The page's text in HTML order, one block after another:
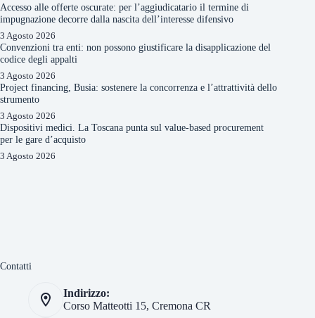
Accesso alle offerte oscurate: per l’aggiudicatario il termine di
impugnazione decorre dalla nascita dell’interesse difensivo
3 Agosto 2026
Convenzioni tra enti: non possono giustificare la disapplicazione del
codice degli appalti
3 Agosto 2026
Project financing, Busia: sostenere la concorrenza e l’attrattività dello
strumento
3 Agosto 2026
Dispositivi medici. La Toscana punta sul value-based procurement
per le gare d’acquisto
3 Agosto 2026
Contatti
Indirizzo:
Corso Matteotti 15, Cremona CR